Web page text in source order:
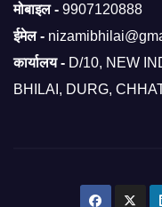
मोबाइल - 9907120888
ईमेल -
कार्यालय - D/10, NEW
BHILAI, DURG,